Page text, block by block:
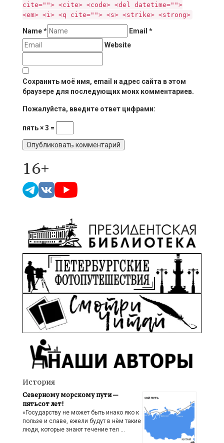
cite=""> <cite> <code> <del datetime="">
<em> <i> <q cite=""> <s> <strike> <strong>
Name* Email *
Website
Сохранить моё имя, email и адрес сайта в этом
браузере для последующих моих комментариев.
Пожалуйста, введите ответ цифрами:
пять × 3 =
16+
История
Северному морскому пути —
пятьсот лет!
«Государству не может быть инако яко к
пользе и славе, ежели будут в нём такие
люди, которые знают течение тел …